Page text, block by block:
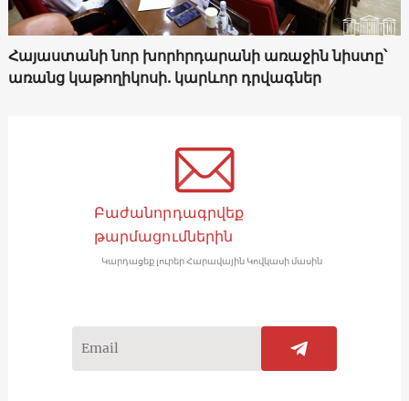
Հայաստանի նոր խորհրդարանի առաջին նիստը՝
առանց կաթողիկոսի. կարևոր դրվագներ
Բաժանորդագրվեք
թարմացումներին
Կարդացեք լուրեր Հարավային Կովկասի մասին